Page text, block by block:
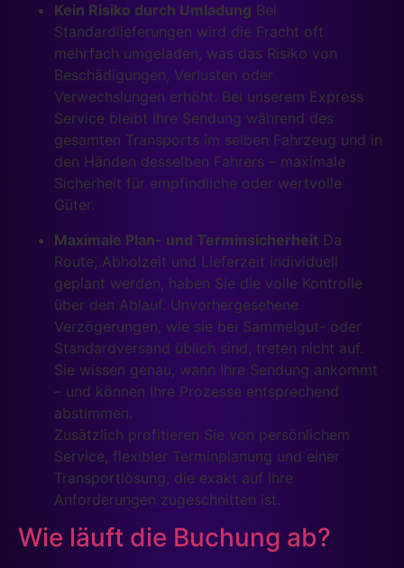
Kein Risiko durch Umladung Bei
Standardlieferungen wird die Fracht oft
mehrfach umgeladen, was das Risiko von
Beschädigungen, Verlusten oder
Verwechslungen erhöht. Bei unserem Express
Service bleibt Ihre Sendung während des
gesamten Transports im selben Fahrzeug und in
den Händen desselben Fahrers – maximale
Sicherheit für empfindliche oder wertvolle
Güter.
Maximale Plan- und Terminsicherheit Da
Route, Abholzeit und Lieferzeit individuell
geplant werden, haben Sie die volle Kontrolle
über den Ablauf. Unvorhergesehene
Verzögerungen, wie sie bei Sammelgut- oder
Standardversand üblich sind, treten nicht auf.
Sie wissen genau, wann Ihre Sendung ankommt
– und können Ihre Prozesse entsprechend
abstimmen.
Zusätzlich profitieren Sie von persönlichem
Service, flexibler Terminplanung und einer
Transportlösung, die exakt auf Ihre
Anforderungen zugeschnitten ist.
Wie läuft die Buchung ab?